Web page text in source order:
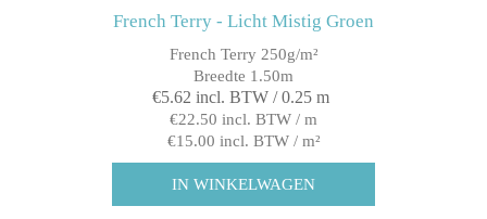
French Terry - Licht Mistig Groen
French Terry 250g/m²
Breedte 1.50m
€5.62 incl. BTW / 0.25 m
€22.50 incl. BTW / m
€15.00 incl. BTW / m²